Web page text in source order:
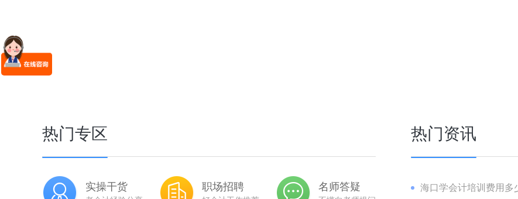
热门专区
实操干货 职场招聘 名师答疑
热门资讯
海口学会计培训费用多